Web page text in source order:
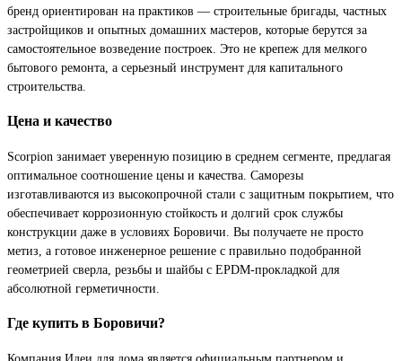
бренд ориентирован на практиков — строительные бригады, частных
застройщиков и опытных домашних мастеров, которые берутся за
самостоятельное возведение построек. Это не крепеж для мелкого
бытового ремонта, а серьезный инструмент для капитального
строительства.
Цена и качество
Scorpion занимает уверенную позицию в среднем сегменте, предлагая
оптимальное соотношение цены и качества. Саморезы
изготавливаются из высокопрочной стали с защитным покрытием, что
обеспечивает коррозионную стойкость и долгий срок службы
конструкции даже в условиях Боровичи. Вы получаете не просто
метиз, а готовое инженерное решение с правильно подобранной
геометрией сверла, резьбы и шайбы с EPDM-прокладкой для
абсолютной герметичности.
Где купить в Боровичи?
Компания Идеи для дома является официальным партнером и